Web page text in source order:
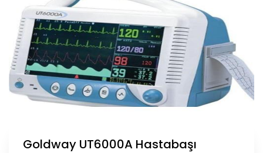
Goldway UT6000A Hastabaşı